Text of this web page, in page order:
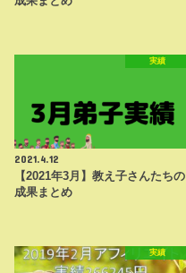
実績
2021.4.12
【2021年3月】教え子さんたちの
成果まとめ
実績